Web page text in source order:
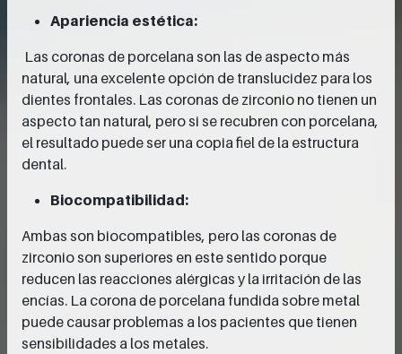
Apariencia estética:
Las coronas de porcelana son las de aspecto más
natural, una excelente opción de translucidez para los
dientes frontales. Las coronas de zirconio no tienen un
aspecto tan natural, pero si se recubren con porcelana,
el resultado puede ser una copia fiel de la estructura
dental.
Biocompatibilidad:
Ambas son biocompatibles, pero las coronas de
zirconio son superiores en este sentido porque
reducen las reacciones alérgicas y la irritación de las
encías. La corona de porcelana fundida sobre metal
puede causar problemas a los pacientes que tienen
sensibilidades a los metales.